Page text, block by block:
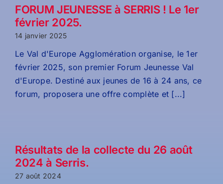
FORUM JEUNESSE à SERRIS ! Le 1er
février 2025.
14 janvier 2025
Le Val d'Europe Agglomération organise, le 1er
février 2025, son premier Forum Jeunesse Val
d'Europe. Destiné aux jeunes de 16 à 24 ans, ce
forum, proposera une offre complète et [...]
Résultats de la collecte du 26 août
2024 à Serris.
27 août 2024